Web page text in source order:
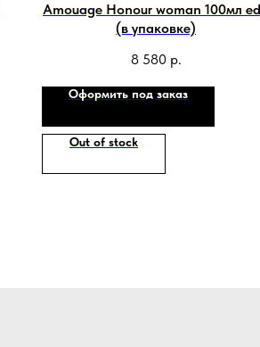
Amouage Honour woman 100мл
(в упаковке)
8 580 р.
Оформить под заказ
Out of stock